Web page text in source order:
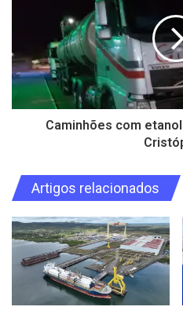
Caminhões com
Artigos relacionados